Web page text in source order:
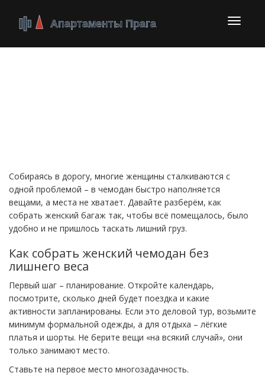
Собираясь в дорогу, многие женщины сталкиваются с
одной проблемой – в чемодан быстро наполняется
вещами, а места не хватает. Давайте разберём, как
собрать женский багаж так, чтобы всё помещалось, было
удобно и не пришлось таскать лишний груз.
Как собрать женский чемодан без
лишнего веса
Первый шаг – планирование. Откройте календарь,
посмотрите, сколько дней будет поездка и какие
активности запланированы. Если это деловой тур, возьмите
минимум формальной одежды, а для отдыха – лёгкие
платья и шорты. Не берите вещи «на всякий случай», они
только занимают место.
Ставьте на первое место многозадачность.